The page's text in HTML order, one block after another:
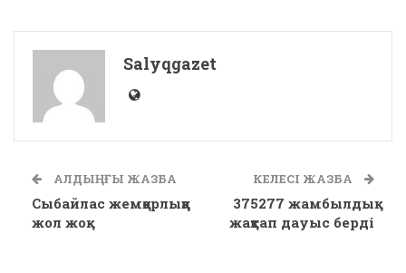
Salyqgazet
АЛДЫҢҒЫ ЖАЗБА
Сыбайлас жемқорлыққа
жол жоқ
КЕЛЕСІ ЖАЗБА
375277 жамбылдық
жақтап дауыс берді